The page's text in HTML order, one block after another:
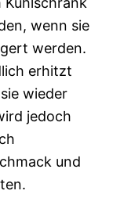
wenn sie
werden.
erhitzt
wieder
jedoch
und